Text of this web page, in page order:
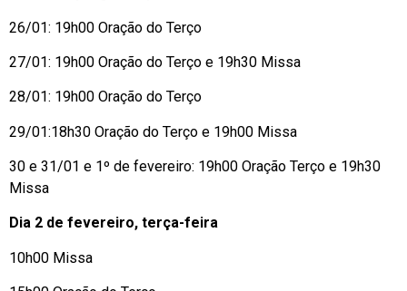
26/01: 19h00 Oração do Terço
27/01: 19h00 Oração do Terço e 19h30 Missa
28/01: 19h00 Oração do Terço
29/01:18h30 Oração do Terço e 19h00 Missa
30 e 31/01 e 1º de fevereiro: 19h00 Oração Terço e 19h30
Missa
Dia 2 de fevereiro, terça-feira
10h00 Missa